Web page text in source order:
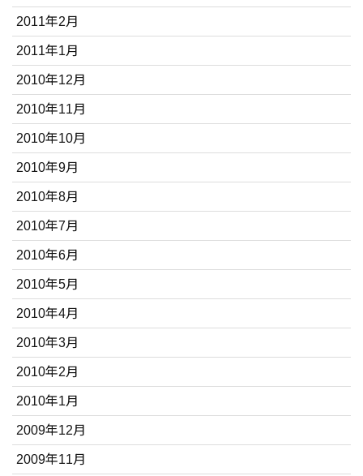
2011年2月
2011年1月
2010年12月
2010年11月
2010年10月
2010年9月
2010年8月
2010年7月
2010年6月
2010年5月
2010年4月
2010年3月
2010年2月
2010年1月
2009年12月
2009年11月